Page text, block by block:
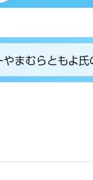
まむらともよ